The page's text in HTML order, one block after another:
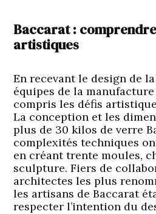
Baccarat :
artistiques
En recevant le design de
équipes de la
compris les défis
La conception et les
plus de 30 kilos de verre
complexités techniques
en créant trente moules,
sculpture. Fiers de
architectes les plus
les artisans de Baccarat
respecter l’intention du